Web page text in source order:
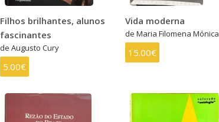
Filhos brilhantes, alunos
fascinantes
de Augusto Cury
5.00€
Vida moderna
de Maria Filomena Mónica
15.00€